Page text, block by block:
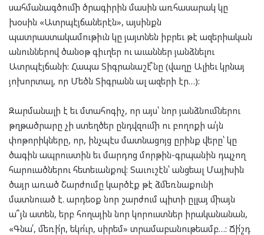
սահմանագծումի ծրագիրին մասին առհասարակ կը
խօսին «Ատրպէյճաներէն», այսինքն
պատրաստակամութիւն կը յայտնեն իբրեւ թէ ազերիական
անուններով ծանօթ գիւղեր ու աւաններ յանձնելու
Ատրպէյճանի: Հապա Տիգրանաշէ՞նը (վաղը Ալիեւ կրնայ
յոխորտալ, որ Մեծն Տիգրանն ալ ազերի էր…):
Զարմանալի է եւ մտահոգիչ, որ այս՝ նոր յանձնումներու
թղթածրարը չի ստեղծեր ընդվզումի ու բողոքի ա՛յն
փոթորիկները, որ, ինչպէս մատնացոյց ըրինք վերը՝ կը
ծագին ապրուստին եւ մարդոց մորթին-գրպանին դպչող
հարուածներու հետեւանքով: Տաւուշէն՝ անցեալ Մայիսին
ծայր առած Շարժումը կարծէք թէ ձմեռնաքունի
մատնուած է. արդեօք նոր շարժում պիտի ըլլայ միայն
ա՞յն ատեն, երբ հողային նոր կորուստներ իրականանան,
«Գնա՛, մեռի՛ր, եկո՛ւր, սիրեմ» տրամաբանութեամբ…: Ճի՛շդ